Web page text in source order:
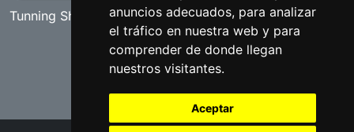
anuncios adecuados, para analizar
el tráfico en nuestra web y para
comprender de donde llegan
nuestros visitantes.
Aceptar
Tunning Show "The Red Diamand" Benameji 2007